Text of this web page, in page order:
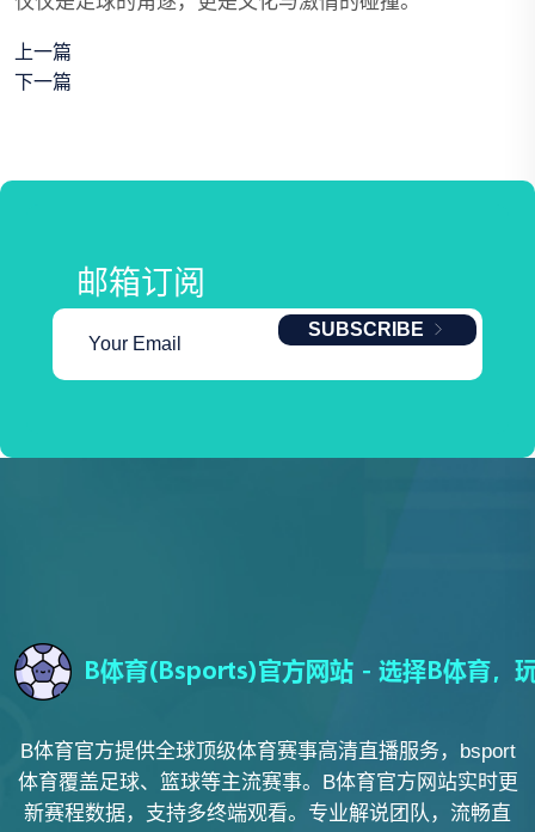
上一篇
下一篇
邮箱订阅
SUBSCRIBE
B体育官方提供全球顶级体育赛事高清直播服务，bsport
体育覆盖足球、篮球等主流赛事。B体育官方网站实时更
新赛程数据，支持多终端观看。专业解说团队，流畅直